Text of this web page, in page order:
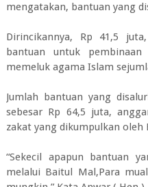
mengatakan, bantuan yang
Dirincikannya, Rp 41,5
bantuan untuk
memeluk agama Islam
Jumlah bantuan yang
sebesar Rp 64,5 juta,
zakat yang dikumpulkan oleh
“Sekecil apapun bantuan
melalui Baitul Mal,Para